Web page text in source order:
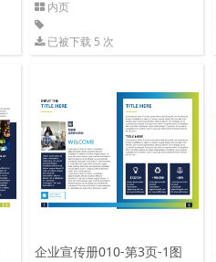
内页
已被下载 5 次
企业宣传册010-第3页-1图